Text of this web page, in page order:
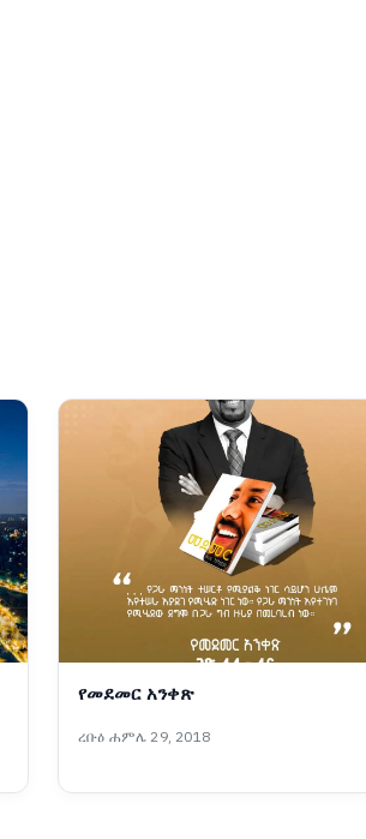
የመደመር አንቀጽ
ረቡዕ ሐምሌ 29, 2018